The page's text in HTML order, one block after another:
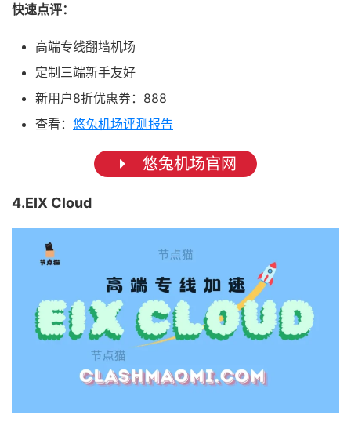
快速点评：
高端专线翻墙机场
定制三端新手友好
新用户8折优惠券：888
查看： 悠兔机场评测报告
悠兔机场官网
4.EIX Cloud